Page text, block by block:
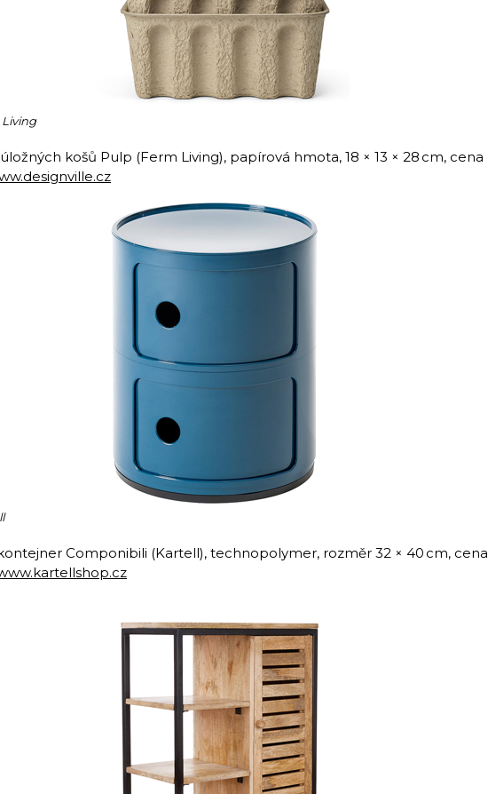
Living
košů Pulp (Ferm Living), papírová hmota, 18 × 13 × 28 cm, cena
Componibili (Kartell), technopolymer, rozměr 32 × 40 cm, cena